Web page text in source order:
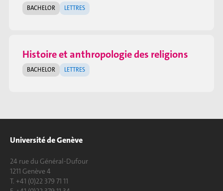
BACHELOR LETTRES
Histoire et anthropologie des religions
BACHELOR LETTRES
Université de Genève
24 rue du Général-Dufour
1211 Genève 4
T. +41 (0)22 379 71 11